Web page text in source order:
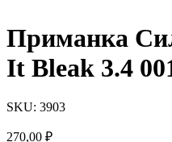
Приманка
It Bleak 3.4
SKU: 3903
270,00 ₽